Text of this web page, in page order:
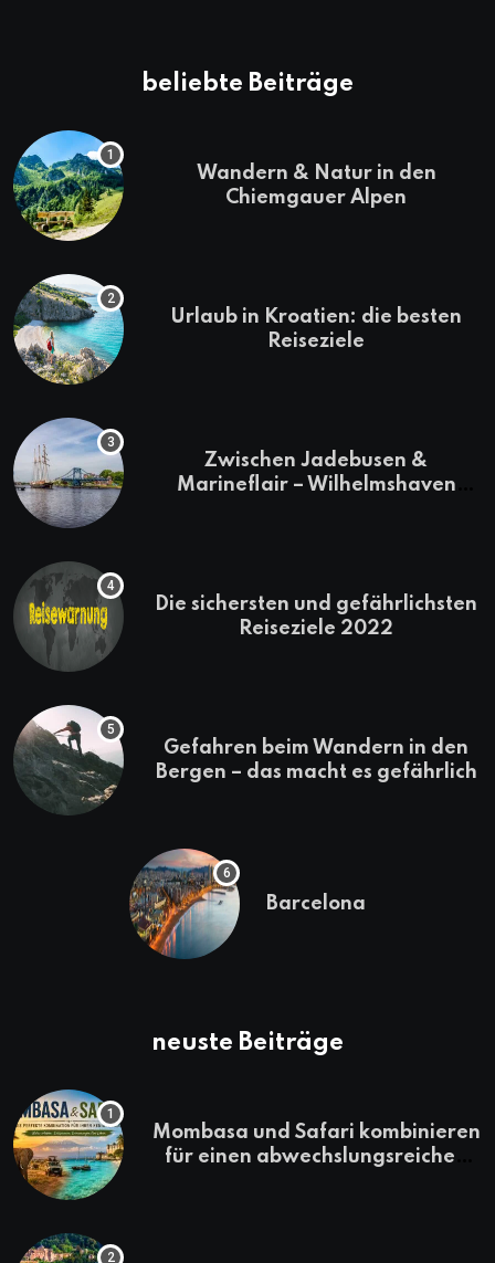
beliebte Beiträge
Wandern & Natur in den
Chiemgauer Alpen
Urlaub in Kroatien: die besten
Reiseziele
Zwischen Jadebusen &
Marineflair – Wilhelmshaven
Die sichersten und gefährlichsten
Reiseziele 2022
Gefahren beim Wandern in den
Bergen – das macht es gefährlich
Barcelona
neuste Beiträge
Mombasa und Safari kombinieren
für einen abwechslungsreichen